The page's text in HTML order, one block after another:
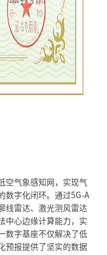
空气象感知网，实现气
数字化闭环。通过5G-A
线雷达、激光测风雷达
中心边缘计算能力，实
数字基座不仅解决了低
预报提供了坚实的数据